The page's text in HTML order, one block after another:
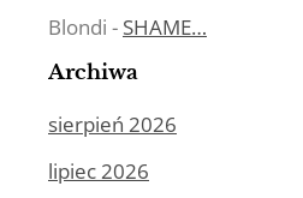
Blondi - SHAME…
Archiwa
sierpień 2026
lipiec 2026